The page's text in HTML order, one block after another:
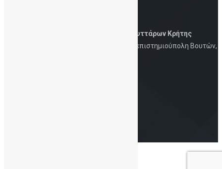
Δημόσια Τράπεζα Ομφαλικών Βλαστοκυττάρων Κρήτης
Iατρική Σχολή, Πανεπιστήμιο Κρήτης, Πανεπιστημιούπολη Βουτών,